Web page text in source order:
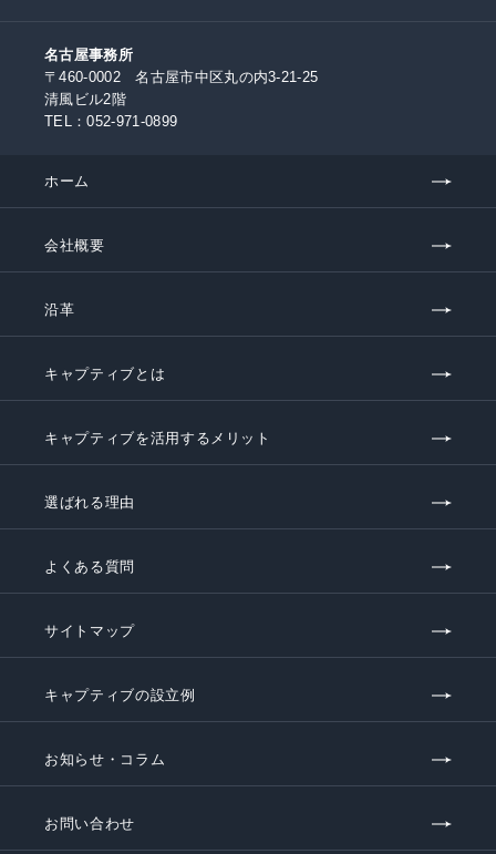
名古屋事務所
〒460-0002 名古屋市中区丸の内3-21-25
清風ビル2階
TEL：052-971-0899
ホーム
会社概要
沿革
キャプティブとは
キャプティブを活用するメリット
選ばれる理由
よくある質問
サイトマップ
キャプティブの設立例
お知らせ・コラム
お問い合わせ